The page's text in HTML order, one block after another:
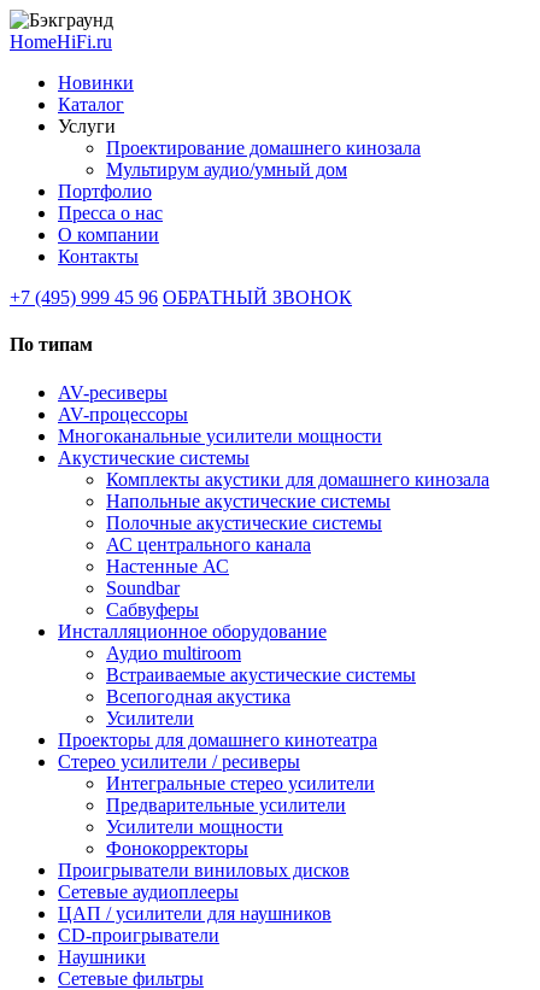
HomeHiFi.ru
Новинки
Каталог
Услуги
Проектирование домашнего кинозала
Мультирум аудио/умный дом
Портфолио
Пресса о нас
О компании
Контакты
+7 (495) 999 45 96 ОБРАТНЫЙ ЗВОНОК
По типам
AV-ресиверы
AV-процессоры
Многоканальные усилители мощности
Акустические системы
Комплекты акустики для домашнего кинозала
Напольные акустические системы
Полочные акустические системы
АС центрального канала
Настенные АС
Soundbar
Сабвуферы
Инсталляционное оборудование
Аудио multiroom
Встраиваемые акустические системы
Всепогодная акустика
Усилители
Проекторы для домашнего кинотеатра
Стерео усилители / ресиверы
Интегральные стерео усилители
Предварительные усилители
Усилители мощности
Фонокорректоры
Проигрыватели виниловых дисков
Сетевые аудиоплееры
ЦАП / усилители для наушников
CD-проигрыватели
Наушники
Сетевые фильтры